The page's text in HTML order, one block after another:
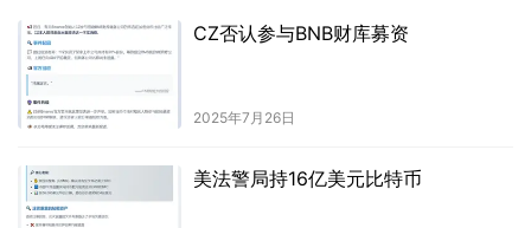
CZ否认参与BNB财库募资
2025年7月26日
美法警局持16亿美元比特币